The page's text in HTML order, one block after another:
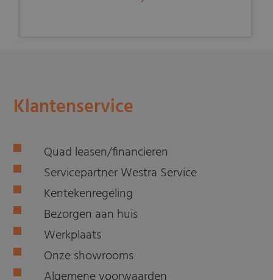
Klantenservice
Quad leasen/financieren
Servicepartner Westra Service
Kentekenregeling
Bezorgen aan huis
Werkplaats
Onze showrooms